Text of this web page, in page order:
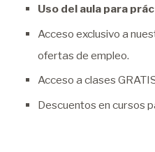
Uso del aula para
Acceso exclusivo a
ofertas de empleo.
Acceso a clases
Descuentos en cursos